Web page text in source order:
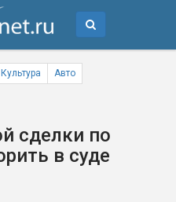
Культура
Авто
сделки по
в суде